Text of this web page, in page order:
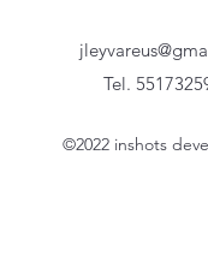
Tel.
©2022 inshots